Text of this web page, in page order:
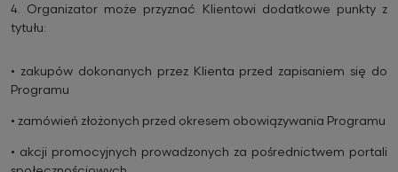
4. Organizator może przyznać Klientowi dodatkowe punkty z
tytułu:
• zakupów dokonanych przez Klienta przed zapisaniem się do
Programu
• zamówień złożonych przed okresem obowiązywania Programu
• akcji promocyjnych prowadzonych za pośrednictwem portali